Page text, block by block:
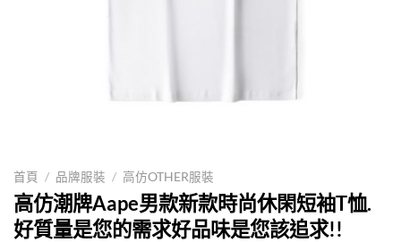
首頁 / 品牌服裝 / 高仿OTHER服裝
高仿潮牌Aape男款新款時尚休閑短袖T恤.
好質量是您的需求好品味是您該追求!!